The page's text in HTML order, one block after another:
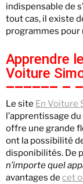
indispensable de
tout cas, il existe
programmes pour
Apprendre
Voiture
Le site En Voiture
l’apprentissage du
offre une grande
ont la possibilité
disponibilités. De
n’importe quel
avantages de cet